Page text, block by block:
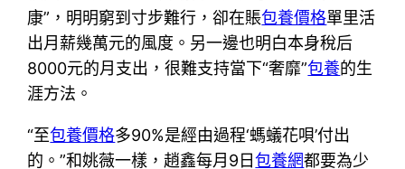
康”，明明窮到寸步難行，卻在賬包養價格單里活
出月薪幾萬元的風度。另一邊也明白本身稅后
8000元的月支出，很難支持當下“奢靡”包養的生
涯方法。
“至包養價格多90%是經由過程‘螞蟻花唄’付出
的。”和姚薇一樣，趙鑫每月9日包養網都要為少